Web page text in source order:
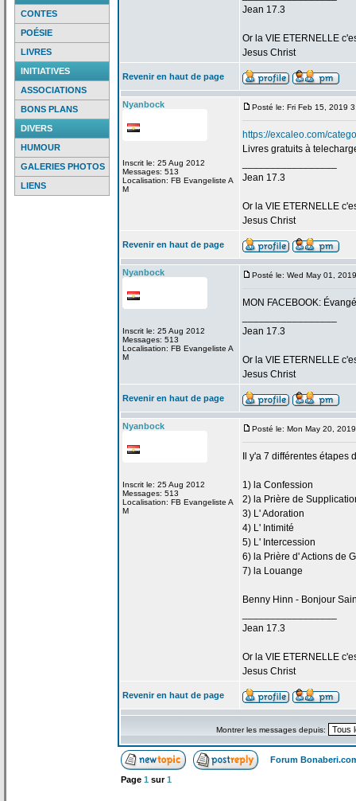
CONTES
POÉSIE
LIVRES
INITIATIVES
ASSOCIATIONS
BONS PLANS
DIVERS
HUMOUR
GALERIES PHOTOS
LIENS
Jean 17.3
Or la VIE ETERNELLE
Jesus Christ
Revenir en haut de page
Nyanbock
Inscrit le: 25 Aug 2012
Messages: 513
Localisation: FB Evangeliste A
M
Posté le: Fri Feb 15, 2019
https://excaleo.com/
Livres gratuits à
Jean 17.3
Or la VIE ETERNELLE
Jesus Christ
Revenir en haut de page
Nyanbock
Inscrit le: 25 Aug 2012
Messages: 513
Localisation: FB Evangeliste A
M
Posté le: Wed May 01,
MON FACEBOOK:
Jean 17.3
Or la VIE ETERNELLE
Jesus Christ
Revenir en haut de page
Nyanbock
Inscrit le: 25 Aug 2012
Messages: 513
Localisation: FB Evangeliste A
M
Posté le: Mon May 20,
Il y'a 7 différentes étapes
1) la Confession
2) la Prière de
3) L' Adoration
4) L' Intimité
5) L' Intercession
6) la Prière d' Actions de
7) la Louange
Benny Hinn - Bonjour
Jean 17.3
Or la VIE ETERNELLE
Jesus Christ
Revenir en haut de page
Montrer les messages depuis:
Forum
Page 1 sur1